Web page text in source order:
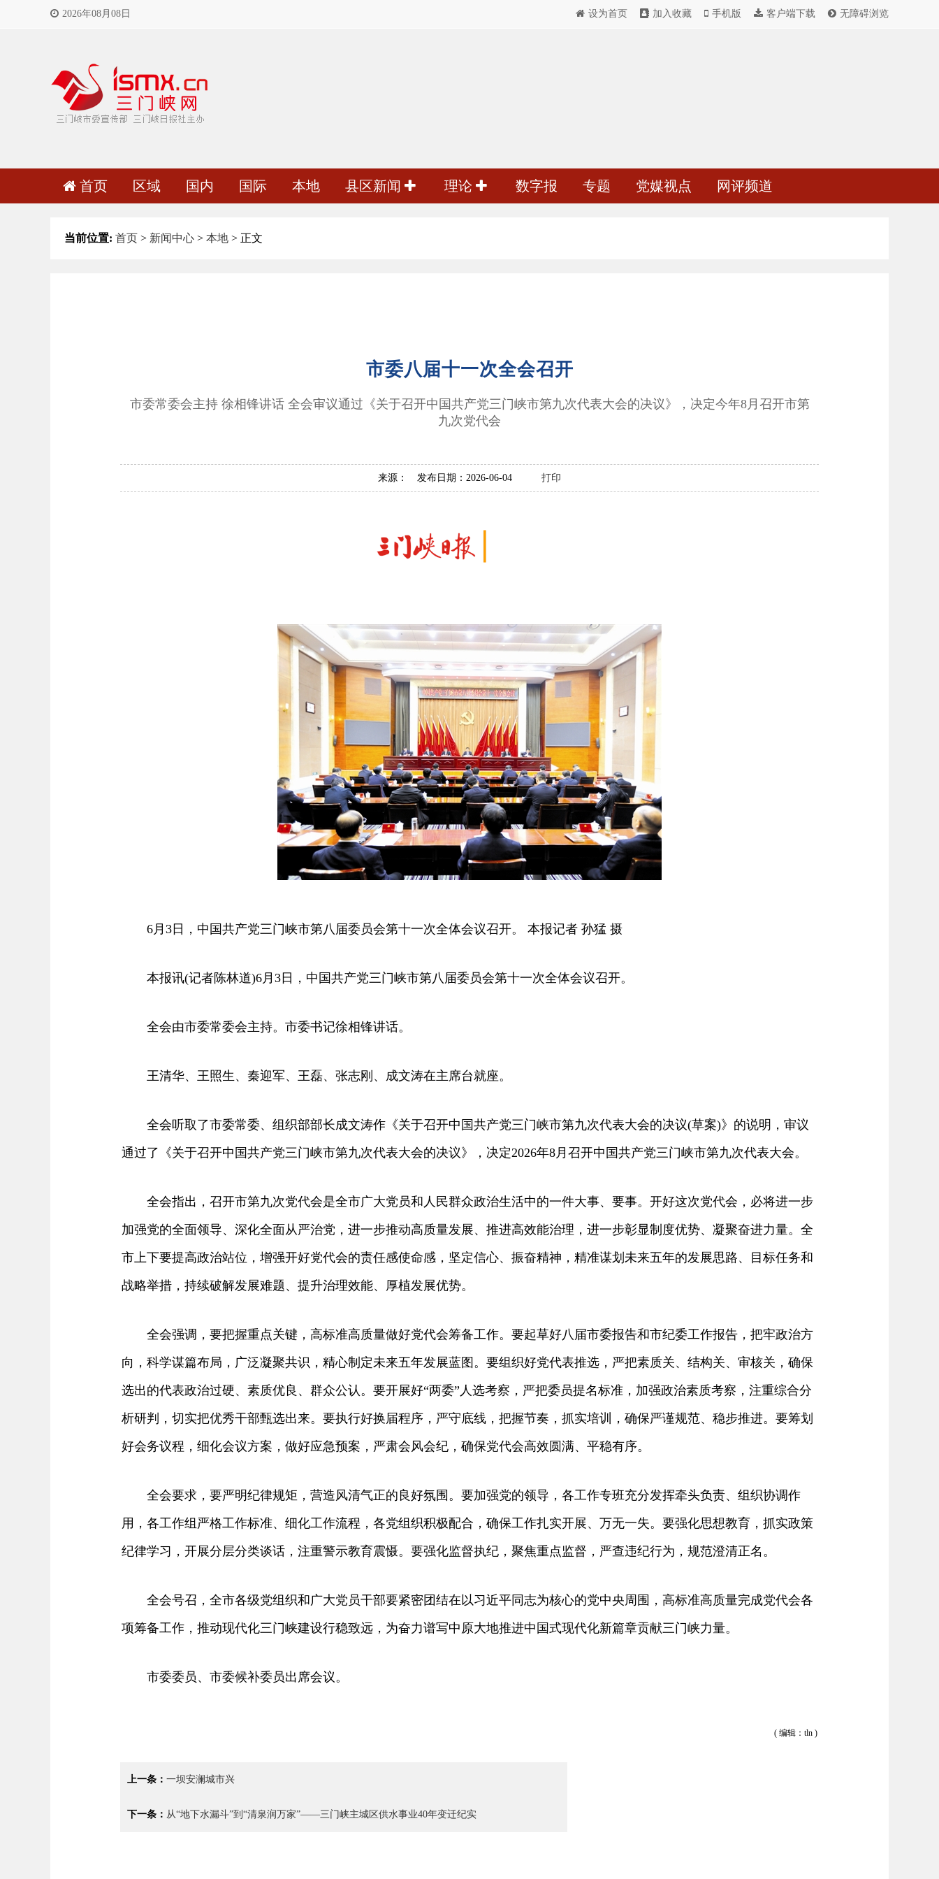
2026年08月08日 设为首页 加入收藏 手机版 客户端下载 无障碍浏览
首页 区域 国内 国际 本地 县区新闻 理论 数字报 专题 党媒视点 网评频道
当前位置: 首页 > 新闻中心 > 本地 > 正文
市委八届十一次全会召开
市委常委会主持 徐相锋讲话 全会审议通过《关于召开中国共产党三门峡市第九次代表大会的决议》，决定今年8月召开市第
九次党代会
来源： 发布日期：2026-06-04 打印
6月3日，中国共产党三门峡市第八届委员会第十一次全体会议召开。 本报记者 孙猛 摄
本报讯(记者陈林道)6月3日，中国共产党三门峡市第八届委员会第十一次全体会议召开。
全会由市委常委会主持。市委书记徐相锋讲话。
王清华、王照生、秦迎军、王磊、张志刚、成文涛在主席台就座。
全会听取了市委常委、组织部部长成文涛作《关于召开中国共产党三门峡市第九次代表大会的决议(草案)》的说明，审议
通过了《关于召开中国共产党三门峡市第九次代表大会的决议》，决定2026年8月召开中国共产党三门峡市第九次代表大会。
全会指出，召开市第九次党代会是全市广大党员和人民群众政治生活中的一件大事、要事。开好这次党代会，必将进一步
加强党的全面领导、深化全面从严治党，进一步推动高质量发展、推进高效能治理，进一步彰显制度优势、凝聚奋进力量。全
市上下要提高政治站位，增强开好党代会的责任感使命感，坚定信心、振奋精神，精准谋划未来五年的发展思路、目标任务和
战略举措，持续破解发展难题、提升治理效能、厚植发展优势。
全会强调，要把握重点关键，高标准高质量做好党代会筹备工作。要起草好八届市委报告和市纪委工作报告，把牢政治方
向，科学谋篇布局，广泛凝聚共识，精心制定未来五年发展蓝图。要组织好党代表推选，严把素质关、结构关、审核关，确保
选出的代表政治过硬、素质优良、群众公认。要开展好“两委”人选考察，严把委员提名标准，加强政治素质考察，注重综合分
析研判，切实把优秀干部甄选出来。要执行好换届程序，严守底线，把握节奏，抓实培训，确保严谨规范、稳步推进。要筹划
好会务议程，细化会议方案，做好应急预案，严肃会风会纪，确保党代会高效圆满、平稳有序。
全会要求，要严明纪律规矩，营造风清气正的良好氛围。要加强党的领导，各工作专班充分发挥牵头负责、组织协调作
用，各工作组严格工作标准、细化工作流程，各党组织积极配合，确保工作扎实开展、万无一失。要强化思想教育，抓实政策
纪律学习，开展分层分类谈话，注重警示教育震慑。要强化监督执纪，聚焦重点监督，严查违纪行为，规范澄清正名。
全会号召，全市各级党组织和广大党员干部要紧密团结在以习近平同志为核心的党中央周围，高标准高质量完成党代会各
项筹备工作，推动现代化三门峡建设行稳致远，为奋力谱写中原大地推进中国式现代化新篇章贡献三门峡力量。
市委委员、市委候补委员出席会议。
( 编辑：tln )
上一条： 一坝安澜城市兴
下一条： 从“地下水漏斗”到“清泉润万家”——三门峡主城区供水事业40年变迁纪实